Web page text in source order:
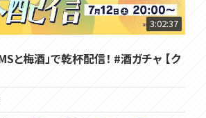
channel/UCajhBT4nMrg3DLS
amanopikamee
3:02:37
と梅酒」で乾杯配信！ #酒ガチャ 【ク